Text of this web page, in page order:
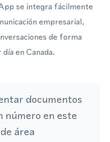
se integra fácilmente
empresarial,
de forma
en Canada.
documentos
número en este
área